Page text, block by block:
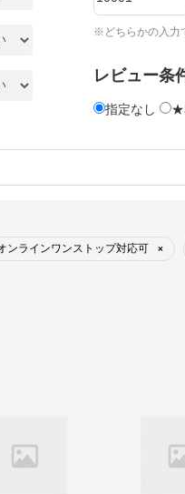
※どちらかの入力
レビュー条
指定なし
ンラインワンストップ対応可 ×